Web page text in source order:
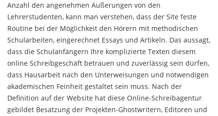
Anzahl den angenehmen Äußerungen von den
Lehrerstudenten, kann man verstehen, dass der Site feste
Routine bei der Möglichkeit den Hörern mit methodischen
Schularbeiten, eingerechnet Essays und Artikeln. Das aussagt,
dass die Schulanfängern Ihre komplizierte Texten diesem
online Schreibgeschäft betrauen und zuverlässig sein dürfen,
dass Hausarbeit nach den Unterweisungen und notwendigen
akademischen Feinheit gestaltet sein muss. Nach der
Definition auf der Website hat diese Online-Schreibagentur
gebildet Besatzung der Projekten-Ghostwritern, Editoren und